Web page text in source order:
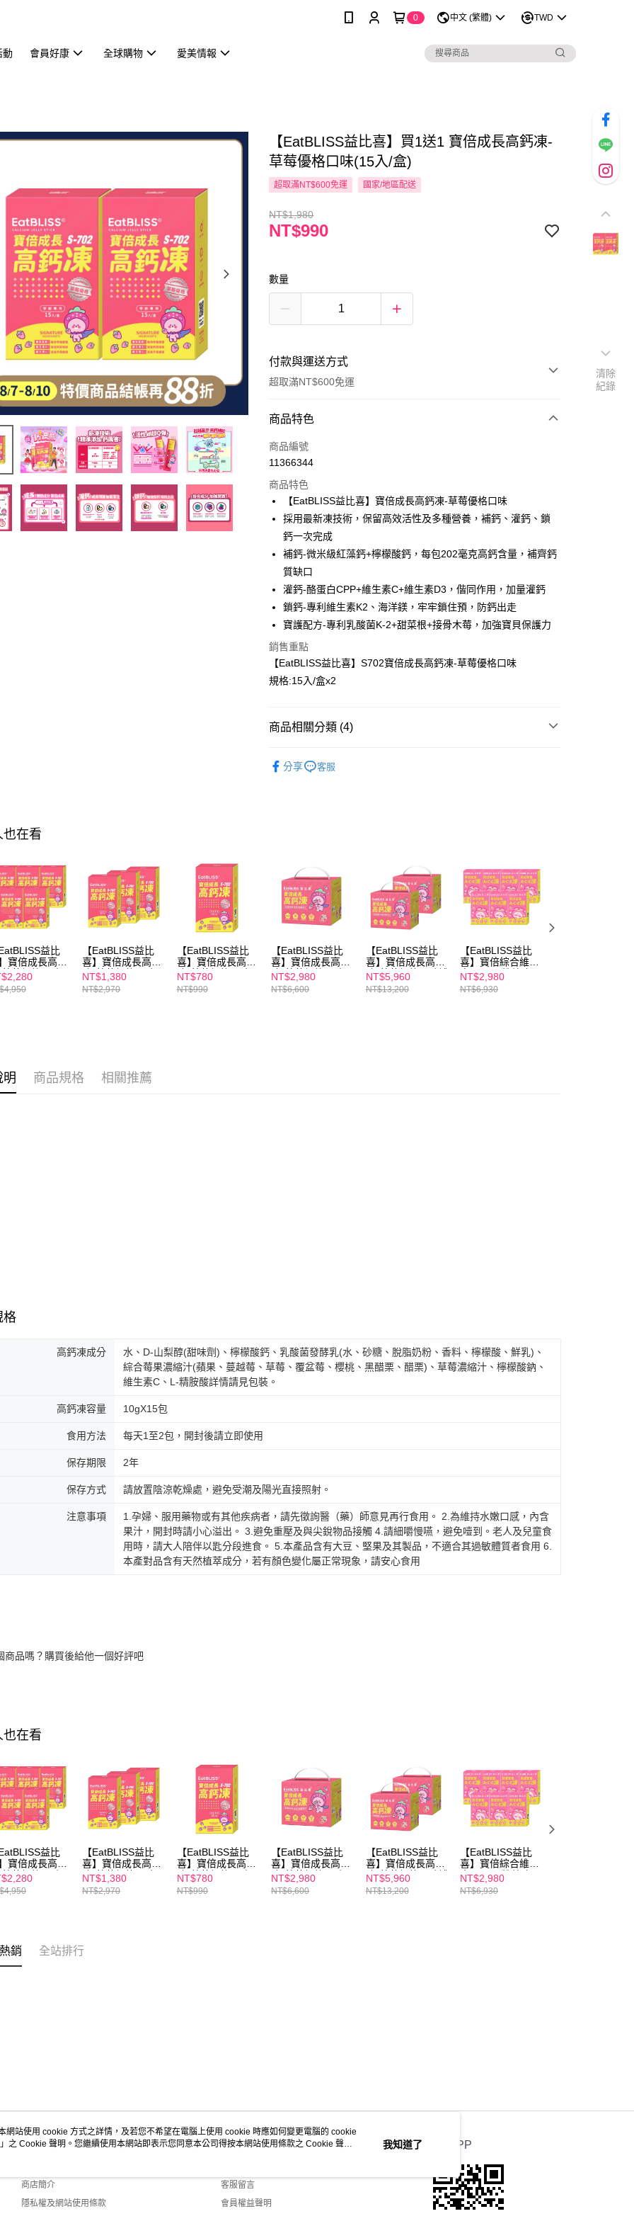
0 中文 (繁體) TWD
動 會員好康 全球購物 愛美情報
【EatBLISS益比喜】買1送1 寶倍成長高鈣凍-
草莓優格口味(15入/盒)
超取滿NT$600免運 國家/地區配送
NT$1,980
NT$990
數量
付款與運送方式
超取滿NT$600免運
付款方式
信用卡一次付款
LINE Pay
Apple Pay
街口支付
悠遊付
Google Pay
全盈+PAY
AFTEE先享後付
相關說明
【關於「AFTEE先享後付」】
１．簡單：不需註冊會員、不需綁卡、不需儲值。
２．便利：只要手機號碼，簡訊認證，即可結帳。
【「AFTEE先享後付」結帳流程】
先享後付繳納相關費用。
※ 交易是否成功請以「AFTEE先享後付 」之結帳頁面顯示為準，若有關於
是否繳費成功／繳費後需取消欲退款等相關疑問，請聯繫「AFTEE先享後
付客戶支援中心」
https://netprotections.freshdesk.com/support/home
１．透過由恩沛科技股份有限公司提供之「AFTEE先享後付」服務完成之
交易，需依本服務之必要範圍內提供個人資料，並將交易相關給付款項請
求債權轉讓予恩沛科技股份有限公司。
２．關於個人資料處理事宜，請瀏覽以下網址：
全家付款取貨
每筆NT$100，滿NT$600(含以上)免運費
付款後萊爾富取貨
每筆NT$100，滿NT$600(含以上)免運費
7-11付款取貨
每筆NT$100，滿NT$600(含以上)免運費
付款後7-11取貨
商品特色
商品編號
11366344
商品特色
【EatBLISS益比喜】寶倍成長高鈣凍-草莓優格口味
採用最新凍技術，保留高效活性及多種營養，補鈣、灌鈣、鎖
鈣一次完成
補鈣-微米級紅藻鈣+檸檬酸鈣，每包202毫克高鈣含量，補齊鈣
質缺口
灌鈣-酪蛋白CPP+維生素C+維生素D3，偕同作用，加量灌鈣
鎖鈣-專利維生素K2、海洋鎂，牢牢鎖住預，防鈣出走
寶護配方-專利乳酸菌K-2+甜菜根+接骨木莓，加強寶貝保護力
銷售重點
【EatBLISS益比喜】S702寶倍成長高鈣凍-草莓優格口味
規格:15入/盒x2
商品相關分類 (4)
分享 客服
也在看
益比
寶倍成長高鈣
莓優格口味
(15入/盒)x5
【EatBLISS益比
喜】寶倍成長高鈣
凍-草莓優格口味
45入(15入/盒)x3
NT$1,380
NT$2,970
【EatBLISS益比
喜】寶倍成長高鈣
凍-草莓優格口味1
盒 (15入/盒)
NT$780
NT$990
【EatBLISS益比
喜】寶倍成長高鈣
凍-草莓優格口味
100入禮盒
NT$2,980
NT$6,600
【EatBLISS益比
喜】寶倍成長高鈣
凍-草莓優格口味禮
盒200入(100入/盒
X2)
NT$5,960
NT$13,200
【EatBLISS益比
喜】寳倍綜合維生
素A+C+E營養凍-
水蜜桃口味105入
(15入/盒)x7
NT$2,980
NT$6,930
明 商品規格 相關推薦
格
高鈣凍成分
水、D-山梨醇(甜味劑)、檸檬酸鈣、乳酸菌發酵乳(水、砂糖、脫脂奶粉、香料、檸檬酸、鮮乳)、
綜合莓果濃縮汁(蘋果、蔓越莓、草莓、覆盆莓、櫻桃、黑醋栗、醋栗)、草莓濃縮汁、檸檬酸鈉、
維生素C、L-精胺酸詳情請見包裝。
高鈣凍容量 10gX15包
食用方法 每天1至2包，開封後請立即使用
保存期限 2年
保存方式 請放置陰涼乾燥處，避免受潮及陽光直接照射。
注意事項
1.孕婦、服用藥物或有其他疾病者，請先徵詢醫（藥）師意見再行食用。 2.為維持水嫩口感，內含
果汁，開封時請小心溢出。 3.避免重壓及與尖銳物品接觸 4.請細嚼慢嚥，避免噎到。老人及兒童食
用時，請大人陪伴以匙分段進食。 5.本產品含有大豆、堅果及其製品，不適合其過敏體質者食用 6.
本產對品含有天然植萃成分，若有顏色變化屬正常現象，請安心食用
商品嗎？購買後給他一個好評吧
也在看
益比
寶倍成長高鈣
莓優格口味
(15入/盒)x5
【EatBLISS益比
喜】寶倍成長高鈣
凍-草莓優格口味
45入(15入/盒)x3
NT$1,380
NT$2,970
【EatBLISS益比
喜】寶倍成長高鈣
凍-草莓優格口味1
盒 (15入/盒)
NT$780
NT$990
【EatBLISS益比
喜】寶倍成長高鈣
凍-草莓優格口味
100入禮盒
NT$2,980
NT$6,600
【EatBLISS益比
喜】寶倍成長高鈣
凍-草莓優格口味禮
盒200入(100入/盒
X2)
NT$5,960
NT$13,200
【EatBLISS益比
喜】寳倍綜合維生
素A+C+E營養凍-
水蜜桃口味105入
(15入/盒)x7
NT$2,980
NT$6,930
銷 全站排行
關於我們
商店簡介
隱私權及網站使用條款
客服資訊
客服留言
會員權益聲明
官方APP
清除
紀錄
網站使用 cookie 方式之詳情，及若您不希望在電腦上使用 cookie 時應如何變更電腦的 cookie
」之 Cookie 聲明。您繼續使用本網站即表示您同意本公司得按本網站使用條款之 Cookie 聲明
我知道了